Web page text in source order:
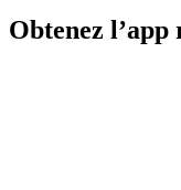
Obtenez